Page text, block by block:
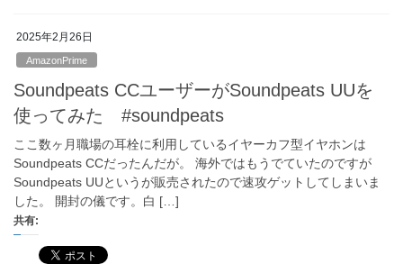
2025年2月26日
AmazonPrime
Soundpeats CCユーザーがSoundpeats UUを
使ってみた #soundpeats
ここ数ヶ月職場の耳栓に利用しているイヤーカフ型イヤホンは
Soundpeats CCだったんだが。 海外ではもうでていたのですが
Soundpeats UUというが販売されたので速攻ゲットしてしまいま
した。 開封の儀です。白 […]
共有: